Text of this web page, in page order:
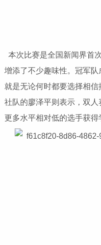
本次比赛是全国新闻界首
增添了不少趣味性。冠军队
就是无论何时都要选择相信
社队的廖泽平则表示，双
更多水平相对低的选手获得